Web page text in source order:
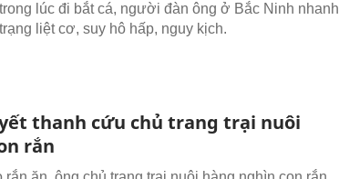
lúc đi bắt cá, người đàn ông ở Bắc Ninh nhanh
liệt cơ, suy hô hấp, nguy kịch.
thanh cứu chủ trang trại nuôi
rắn